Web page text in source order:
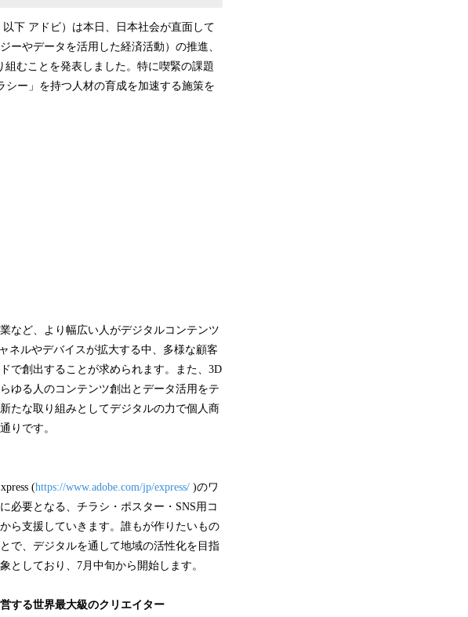
込
み
で
す
下 アドビ）は本日、日本社会が直面して
ーやデータを活用した経済活動）の推進、
むことを発表しました。特に喫緊の課題
ー」を持つ人材の育成を加速する施策を
など、より幅広い人がデジタルコンテンツ
ネルやデバイスが拡大する中、多様な顧客
で創出することが求められます。また、3D
ゆる人のコンテンツ創出とデータ活用をテ
たな取り組みとしてデジタルの力で個人商
りです。
(https://www.adobe.com/jp/express/ )のワ
必要となる、チラシ・ポスター・SNS用コ
ら支援していきます。誰もが作りたいもの
で、デジタルを通して地域の活性化を目指
としており、7月中旬から開始します。
する世界最大級のクリエイター